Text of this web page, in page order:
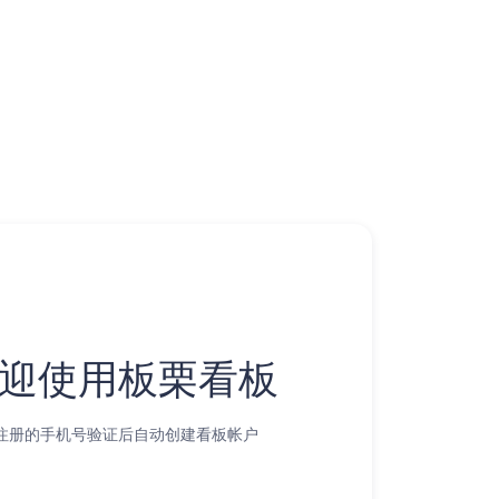
使用板栗看板
册的手机号验证后自动创建看板帐户